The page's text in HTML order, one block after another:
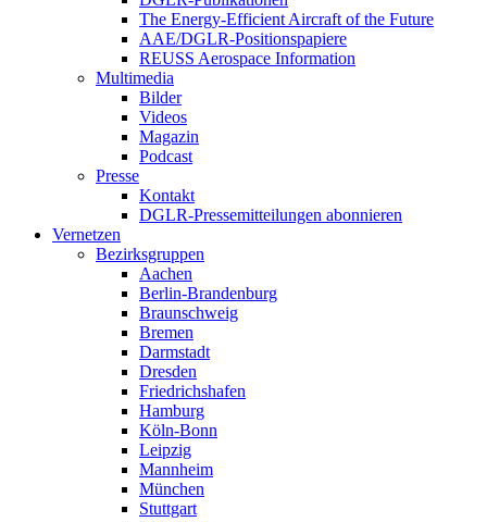
The Energy-Efficient Aircraft of the Future
AAE/DGLR-Positionspapiere
REUSS Aerospace Information
Multimedia
Bilder
Videos
Magazin
Podcast
Presse
Kontakt
DGLR-Pressemitteilungen abonnieren
Vernetzen
Bezirksgruppen
Aachen
Berlin-Brandenburg
Braunschweig
Bremen
Darmstadt
Dresden
Friedrichshafen
Hamburg
Köln-Bonn
Leipzig
Mannheim
München
Stuttgart